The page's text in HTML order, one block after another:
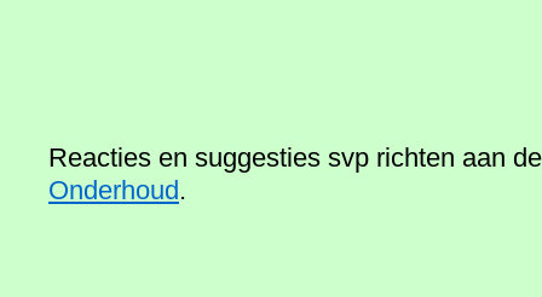
Reacties en suggesties svp richten aan
Onderhoud.